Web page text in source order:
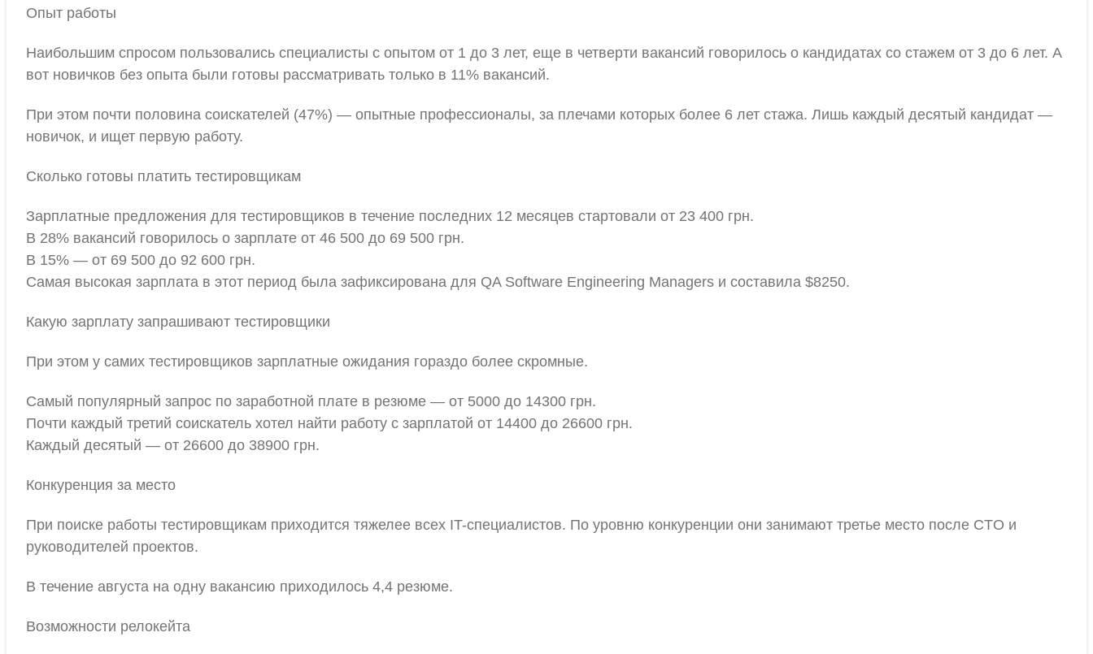
Опыт работы
Наибольшим спросом пользовались специалисты с опытом от 1 до 3 лет, еще в четверти вакансий говорилось о кандидатах со стажем от 3 до 6 лет. А
вот новичков без опыта были готовы рассматривать только в 11% вакансий.
При этом почти половина соискателей (47%) — опытные профессионалы, за плечами которых более 6 лет стажа. Лишь каждый десятый кандидат —
новичок, и ищет первую работу.
Сколько готовы платить тестировщикам
Зарплатные предложения для тестировщиков в течение последних 12 месяцев стартовали от 23 400 грн.
В 28% вакансий говорилось о зарплате от 46 500 до 69 500 грн.
В 15% — от 69 500 до 92 600 грн.
Самая высокая зарплата в этот период была зафиксирована для QA Software Engineering Managers и составила $8250.
Какую зарплату запрашивают тестировщики
При этом у самих тестировщиков зарплатные ожидания гораздо более скромные.
Самый популярный запрос по заработной плате в резюме — от 5000 до 14300 грн.
Почти каждый третий соискатель хотел найти работу с зарплатой от 14400 до 26600 грн.
Каждый десятый — от 26600 до 38900 грн.
Конкуренция за место
При поиске работы тестировщикам приходится тяжелее всех IT-специалистов. По уровню конкуренции они занимают третье место после CTO и
руководителей проектов.
В течение августа на одну вакансию приходилось 4,4 резюме.
Возможности релокейта